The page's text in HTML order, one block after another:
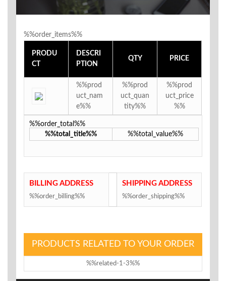
%%order_items%%
PRODU
CT
DESCRI
PTION
QTY PRICE
%%prod
uct_nam
e%%
%%prod
uct_quan
tity%%
%%prod
uct_price
%%
%%order_total%%
%%total_title%%
%%total_value%%
BILLING ADDRESS
%%order_billing%%
SHIPPING ADDRESS
%%order_shipping%%
PRODUCTS RELATED TO YOUR ORDER
%%related-1-3%%